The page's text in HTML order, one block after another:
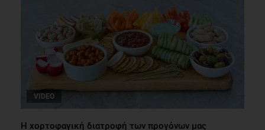
VIDEO
Η χορτοφαγική διατροφή των προγόνων μας